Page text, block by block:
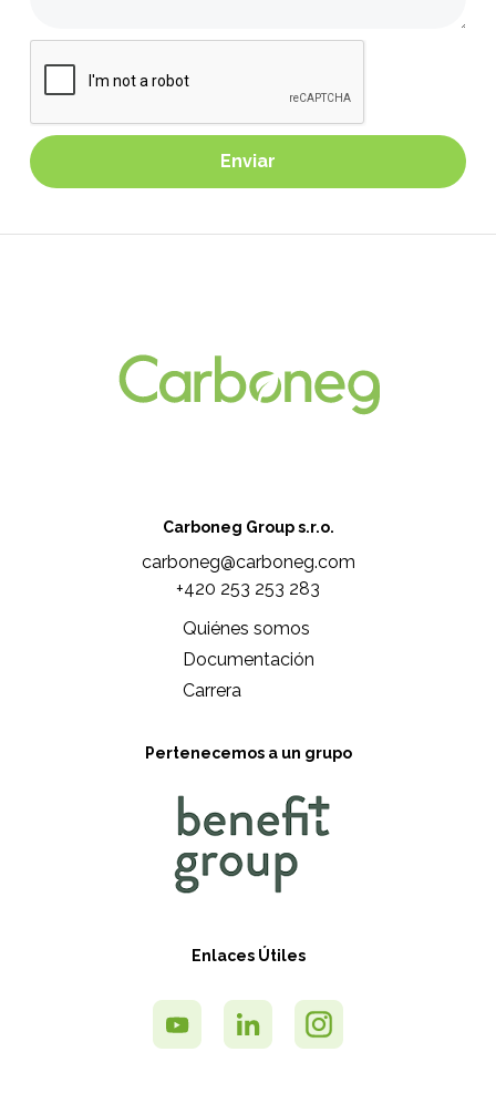
Pertenecemos a un grupo
Enlaces Útiles
Carboneg Group s.r.o.
carboneg@carboneg.com
+420 253 253 283
Quiénes somos
Documentación
Carrera